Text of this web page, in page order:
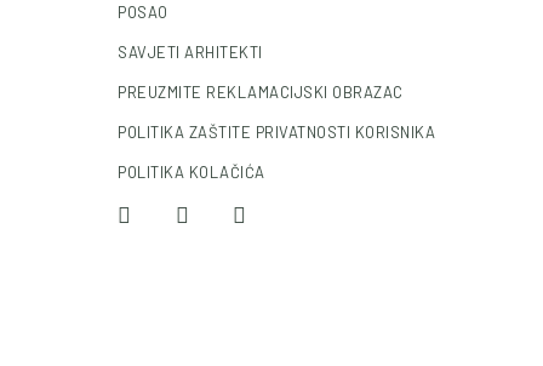
POSAO
SAVJETI ARHITEKTI
PREUZMITE REKLAMACIJSKI OBRAZAC
POLITIKA ZAŠTITE PRIVATNOSTI KORISNIKA
POLITIKA KOLAČIĆA